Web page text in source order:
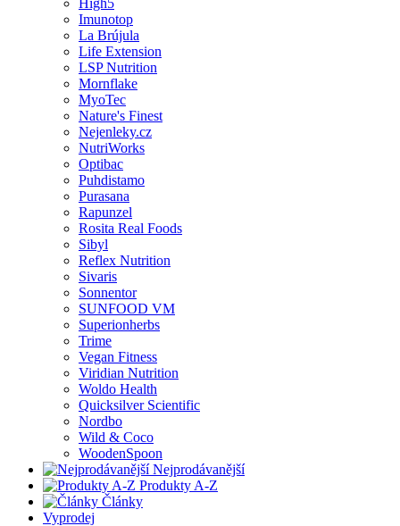
Imunotop
La Brújula
Life Extension
LSP Nutrition
Mornflake
MyoTec
Nature's Finest
Nejenleky.cz
NutriWorks
Optibac
Puhdistamo
Purasana
Rapunzel
Rosita Real Foods
Sibyl
Reflex Nutrition
Sivaris
Sonnentor
SUNFOOD VM
Superionherbs
Trime
Vegan Fitness
Viridian Nutrition
Woldo Health
Quicksilver Scientific
Nordbo
Wild & Coco
WoodenSpoon
Nejprodávanější
Produkty A-Z
Články
Vyprodej